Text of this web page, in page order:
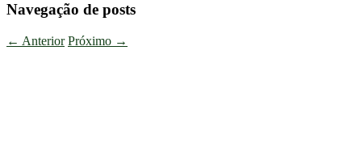
Navegação de posts
← Anterior Próximo →